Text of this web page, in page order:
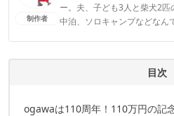
制作者
ー。夫、子ども3人と柴犬2
中泊、ソロキャンプなどなん
ずぼらままのプロフィール
目次
ogawaは110周年！110万円の記